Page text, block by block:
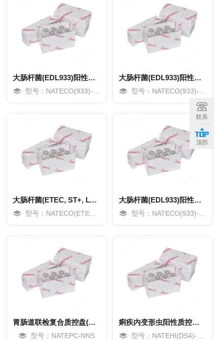
大肠杆菌(EDL933)阳性质控品-中值
型号：NATECO(933)-ERCM
大肠杆菌(EDL933)阳性质控品-低值
型号：NATECO(933)-ERCL
大肠杆菌(ETEC, ST+, LT+)阳性质控品(粪基质)
型号：NATECO(ETEC)-GP
大肠杆菌(EDL933)阳性质控品(粪基质)
型号：NATECO(933)-GP
胃肠道联检复合质控盘(粪基质)
型号：NATEPC-NNS
痢疾内变形虫阳性质控品(粪基质)
型号：NATEHI(DS4)-GP
联系
顶部